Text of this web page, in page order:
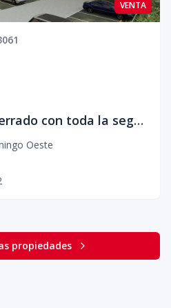
VENTA
Vive en un sector cerrado con toda la seguridad y tranquilidad sin contaminación sonica, ambiental y atmosferica
Oeste
propiedades